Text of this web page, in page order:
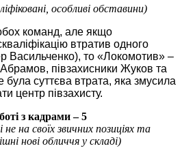
особливі обставини)
команд, але якщо
втратив одного
Васильченко), то «Локомотив» ‒
півзахисники Жуков та
суттєва втрата, яка змусила
центр півзахисту.
з кадрами – 5
не на своїх звичних позиціях та
нові обличчя у складі)